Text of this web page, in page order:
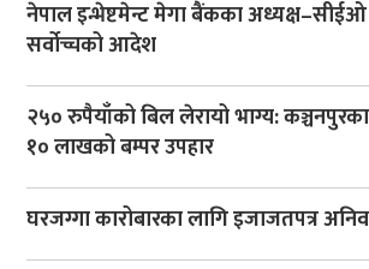
नेपाल इन्भेष्टमेन्ट मेगा बैंकका अध्यक्ष–सीईओ
सर्वोच्चको आदेश
२५० रुपैयाँको बिल लेरायो भाग्य:
१० लाखको बम्पर उपहार
घरजग्गा कारोबारका लागि इजाजतपत्र